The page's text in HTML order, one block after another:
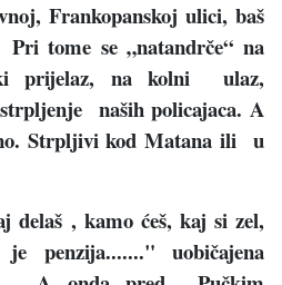
Frankopanskoj ulici, baš
tome se „natandrče“ na
prijelaz, na kolni ulaz,
naših policajaca. A
Strpljivi kod Matana ili u
delaš , kamo ćeš, kaj si zel,
penzija......." uobičajena